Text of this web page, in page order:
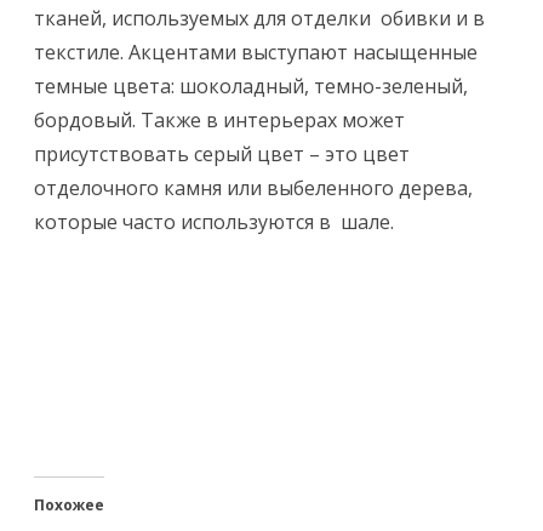
тканей, используемых для отделки обивки и в
текстиле. Акцентами выступают насыщенные
темные цвета: шоколадный, темно-зеленый,
бордовый. Также в интерьерах может
присутствовать серый цвет – это цвет
отделочного камня или выбеленного дерева,
которые часто используются в шале.
Похожее